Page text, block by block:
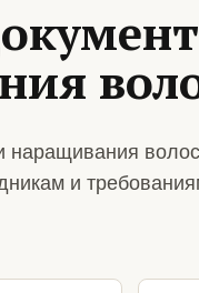
наращивания волос
и